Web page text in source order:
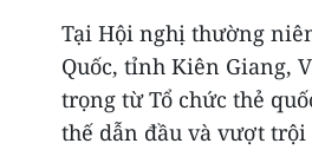
Tại Hội nghị thường
Quốc, tỉnh Kiên Giang,
trọng từ Tổ chức thẻ
thế dẫn đầu và vượt